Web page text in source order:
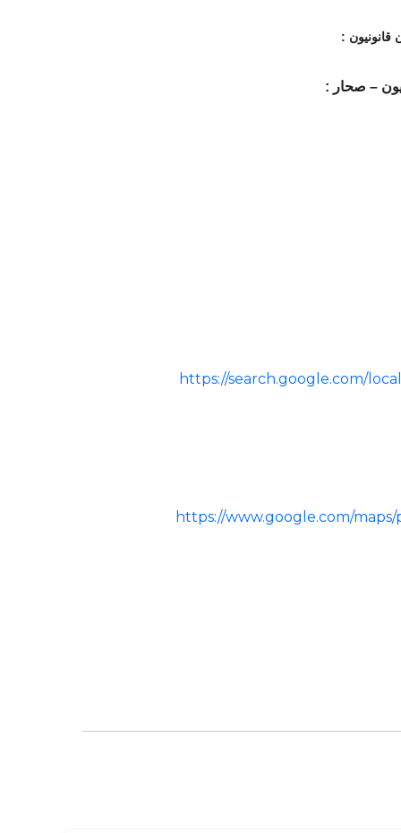
:
– صحار :
https://search.google.com/
https://www.google.com/